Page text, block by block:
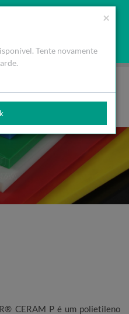
navegação. Ao fechar esta
O que são Cookies
PT
Área Cliente
(0)
CERAM P é um polietileno
×
Tente novamente